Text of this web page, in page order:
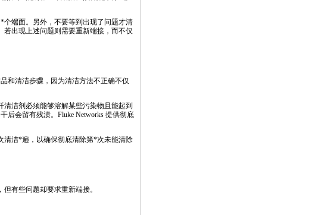
*个端面。另外，不要等到出现了问题才清
出现上述问题则需要重新端接，而不仅
和清洁步骤，因为清洁方法不正确不仅
洁剂必须能够溶解某些污染物且能起到
后会留有残渍。Fluke Networks 提供彻底
清洁*遍，以确保彻底清除第*次未能清除
有些问题却要求重新端接。